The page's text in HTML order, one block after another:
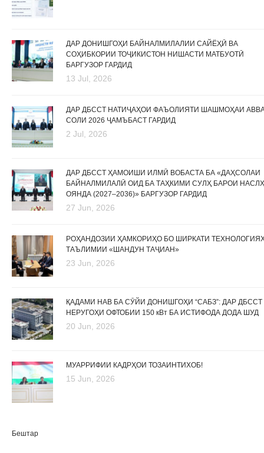
ДАР ДОНИШГОҲИ БАЙНАЛМИЛАЛИИ САЙЁҲӢ ВА
СОҲИБКОРИИ ТОҶИКИСТОН НИШАСТИ МАТБУОТӢ
БАРГУЗОР ГАРДИД
13 Jul, 2026
ДАР ДБССТ НАТИҶАҲОИ ФАЪОЛИЯТИ ШАШМОҲАИ
СОЛИ 2026 ҶАМЪБАСТ ГАРДИД
2 Jul, 2026
ДАР ДБССТ ҲАМОИШИ ИЛМӢ ВОБАСТА БА «ДАҲСОЛАИ
БАЙНАЛМИЛАЛӢ ОИД БА ТАҲКИМИ СУЛҲ БАРОИ
ОЯНДА (2027–2036)» БАРГУЗОР ГАРДИД
27 Jun, 2026
РОҲАНДОЗИИ ҲАМКОРИҲО БО ШИРКАТИ
ТАЪЛИМИИ «ШАНДУН ТАҶИАН»
23 Jun, 2026
ҚАДАМИ НАВ БА СӮЙИ ДОНИШГОҲИ “САБЗ”: ДАР ДБССТ
НЕРУГОҲИ ОФТОБИИ 150 кВт БА ИСТИФОДА ДОДА ШУД
20 Jun, 2026
МУАРРИФИИ КАДРҲОИ ТОЗАИНТИХОБ!
15 Jun, 2026
Бештар